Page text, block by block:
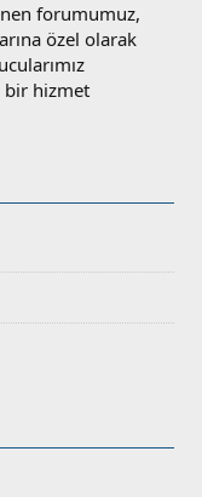
forumumuz,
özel olarak
bir hizmet